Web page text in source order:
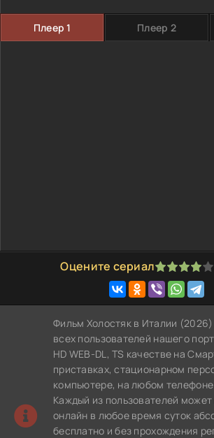
Плеер 1 Плеер 2
Оцените сериал
1 2 3 4 5
Фильм Холостяк в Италии (2026)
всех пользователей нашего
HD WEB-DL, TS качестве на
приставках, стационарном
компьютере, на любом
Каждый из пользователей
онлайн в любое время суток
бесплатно и без прохождения